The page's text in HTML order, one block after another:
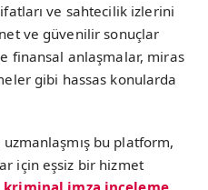
ve sahtecilik izlerini
ve güvenilir sonuçlar
finansal anlaşmalar, miras
gibi hassas konularda
uzmanlaşmış bu platform,
için eşsiz bir hizmet